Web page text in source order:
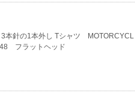
3本針の1本外し Tシャツ MOTORCYCL
フラットヘッド